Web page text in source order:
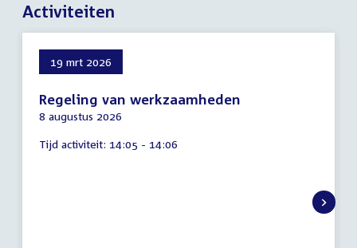
Activiteiten
19 mrt 2026
Regeling van werkzaamheden
8 augustus 2026
Tijd activiteit: 14:05 - 14:06